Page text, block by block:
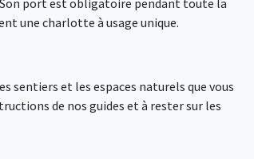
Son port est obligatoire pendant toute la
une charlotte à usage unique.
sentiers et les espaces naturels que vous
de nos guides et à rester sur les